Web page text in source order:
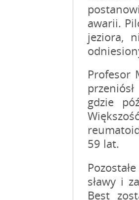
awarii.
jeziora,
Profesor
gdzie
59 lat.
sławy i
Best